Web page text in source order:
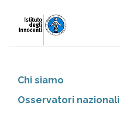
Chi siamo
Osservatori nazionali